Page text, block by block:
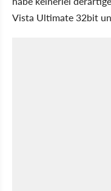
Vista Ultimate 32bit